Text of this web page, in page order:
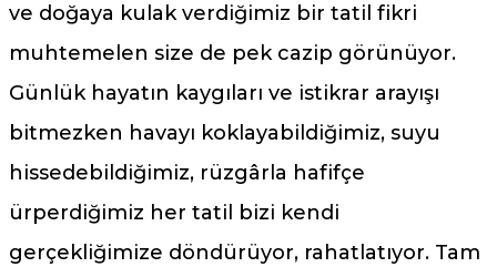
ve doğaya kulak verdiğimiz bir tatil fikri
muhtemelen size de pek cazip görünüyor.
Günlük hayatın kaygıları ve istikrar arayışı
bitmezken havayı koklayabildiğimiz, suyu
hissedebildiğimiz, rüzgârla hafifçe
ürperdiğimiz her tatil bizi kendi
gerçekliğimize döndürüyor, rahatlatıyor. Tam